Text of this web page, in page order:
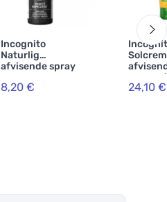
Incognito
Naturlig
afvisende spray
beskyttelse mod
8,20 €
SPF
også
24,10 €